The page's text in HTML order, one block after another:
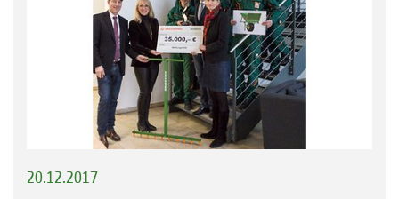
20.12.2017